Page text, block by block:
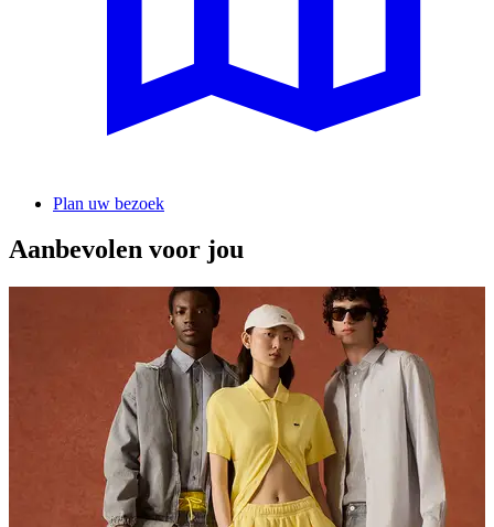
Plan uw bezoek
Aanbevolen voor jou